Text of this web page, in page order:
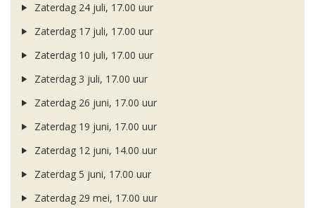
Zaterdag 24 juli, 17.00 uur
Zaterdag 17 juli, 17.00 uur
Zaterdag 10 juli, 17.00 uur
Zaterdag 3 juli, 17.00 uur
Zaterdag 26 juni, 17.00 uur
Zaterdag 19 juni, 17.00 uur
Zaterdag 12 juni, 14.00 uur
Zaterdag 5 juni, 17.00 uur
Zaterdag 29 mei, 17.00 uur